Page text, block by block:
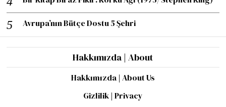
Avrupa’nın Bütçe Dostu 5 Şehri
Hakkımızda | About
Hakkımızda | About Us
Gizlilik | Privacy